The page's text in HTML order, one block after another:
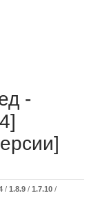
-
/ 1.8.9 / 1.7.10 /